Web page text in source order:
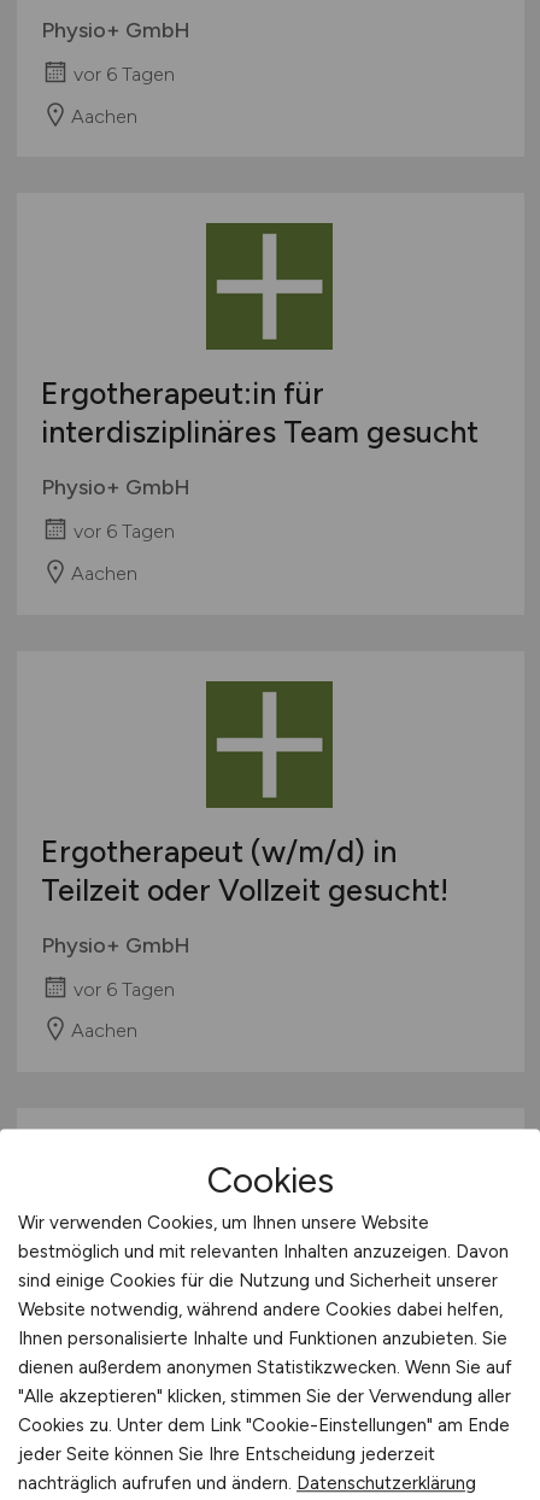
Physio+ GmbH
vor 6 Tagen
Aachen
Ergotherapeut:in für
interdisziplinäres Team gesucht
Physio+ GmbH
vor 6 Tagen
Aachen
Ergotherapeut (w/m/d) in
Teilzeit oder Vollzeit gesucht!
Physio+ GmbH
vor 6 Tagen
Aachen
Vertriebspartner/ Sales
Manager/ Consultant als
Finanzberater für Ärzte durch
Quereinstieg(m/w/d)
Deutsche Ärzte Finanz Beratungs- und
Cookies
Wir verwenden Cookies, um Ihnen unsere Website
bestmöglich und mit relevanten Inhalten anzuzeigen. Davon
sind einige Cookies für die Nutzung und Sicherheit unserer
Website notwendig, während andere Cookies dabei helfen,
Ihnen personalisierte Inhalte und Funktionen anzubieten. Sie
dienen außerdem anonymen Statistikzwecken. Wenn Sie auf
"Alle akzeptieren" klicken, stimmen Sie der Verwendung aller
Cookies zu. Unter dem Link "Cookie-Einstellungen" am Ende
jeder Seite können Sie Ihre Entscheidung jederzeit
nachträglich aufrufen und ändern. Datenschutzerklärung